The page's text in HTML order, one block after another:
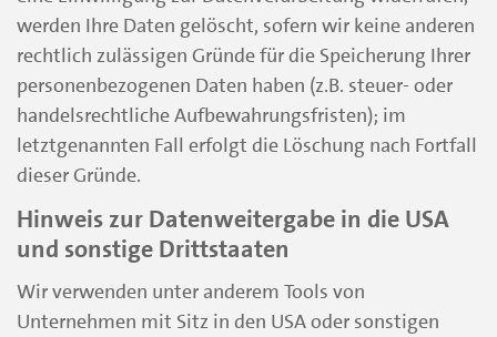
werden Ihre Daten gelöscht, sofern wir keine anderen
rechtlich zulässigen Gründe für die Speicherung Ihrer
personenbezogenen Daten haben (z.B. steuer- oder
handelsrechtliche Aufbewahrungsfristen); im
letztgenannten Fall erfolgt die Löschung nach Fortfall
dieser Gründe.
Hinweis zur Datenweitergabe in die USA
und sonstige Drittstaaten
Wir verwenden unter anderem Tools von
Unternehmen mit Sitz in den USA oder sonstigen